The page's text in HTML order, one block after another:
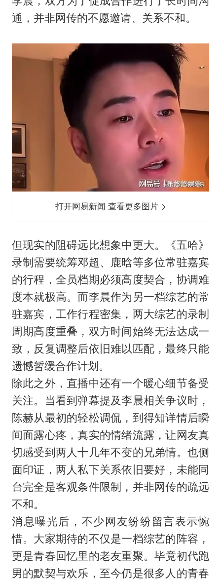
通，并非网传的不愿邀请、关系不和。
打开网易新闻 查看更多图片
但现实的阻碍远比想象中更大。《五哈》
录制需要统筹邓超、鹿晗等多位常驻嘉宾
的行程，全员档期必须高度契合，协调难
度本就极高。而李晨作为另一档综艺的常
驻嘉宾，工作行程密集，两大综艺的录制
周期高度重叠，双方时间始终无法达成一
致，反复调整后依旧难以匹配，最终只能
遗憾暂缓合作计划。
除此之外，直播中还有一个暖心细节备受
关注。当看到弹幕提及李晨相关争议时，
陈赫从最初的轻松调侃，到得知详情后瞬
间面露心疼，真实的情绪流露，让网友真
切感受到两人十几年不变的兄弟情。也侧
面印证，两人私下关系依旧要好，未能同
台完全是客观条件限制，并非网传的疏远
不和。
消息曝光后，不少网友纷纷留言表示惋
惜。大家期待的不仅是一档综艺的阵容，
更是青春回忆里的老友重聚。毕竟初代跑
男的默契与欢乐，至今仍是很多人的青春